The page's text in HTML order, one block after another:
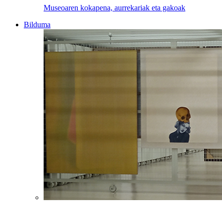
Museoaren kokapena, aurrekariak eta gakoak
Bilduma